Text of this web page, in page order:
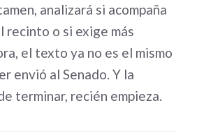
analizará si acompaña
recinto o si exige más
el texto ya no es el mismo
envió al Senado. Y la
terminar, recién empieza.